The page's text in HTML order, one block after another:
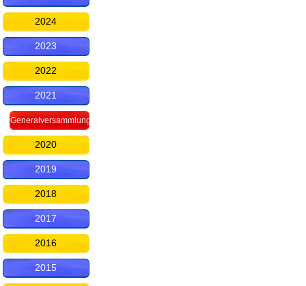
2024
2023
2022
2021
Generalversammlung
2020
2019
2018
2017
2016
2015